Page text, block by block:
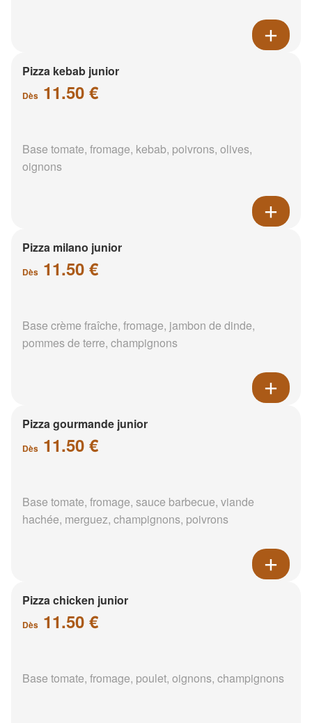
Pizza kebab junior
Dès 11.50 €
Base tomate, fromage, kebab, poivrons, olives,
oignons
Pizza milano junior
Dès 11.50 €
Base crème fraîche, fromage, jambon de dinde,
pommes de terre, champignons
Pizza gourmande junior
Dès 11.50 €
Base tomate, fromage, sauce barbecue, viande
hachée, merguez, champignons, poivrons
Pizza chicken junior
Dès 11.50 €
Base tomate, fromage, poulet, oignons, champignons